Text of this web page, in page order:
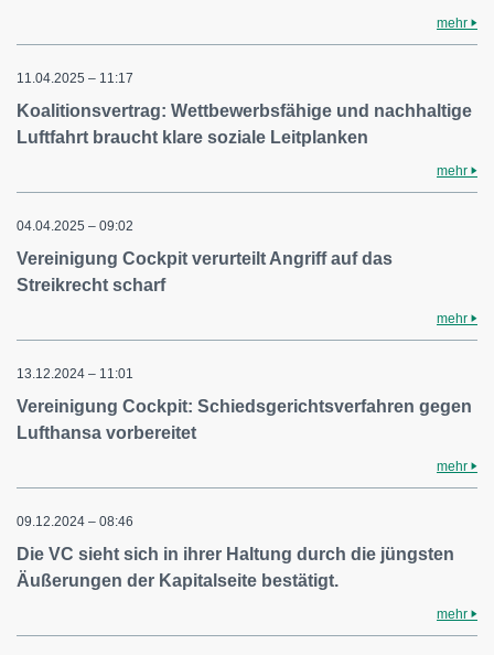
mehr
11.04.2025 – 11:17
Koalitionsvertrag: Wettbewerbsfähige und nachhaltige
Luftfahrt braucht klare soziale Leitplanken
mehr
04.04.2025 – 09:02
Vereinigung Cockpit verurteilt Angriff auf das
Streikrecht scharf
mehr
13.12.2024 – 11:01
Vereinigung Cockpit: Schiedsgerichtsverfahren gegen
Lufthansa vorbereitet
mehr
09.12.2024 – 08:46
Die VC sieht sich in ihrer Haltung durch die jüngsten
Äußerungen der Kapitalseite bestätigt.
mehr